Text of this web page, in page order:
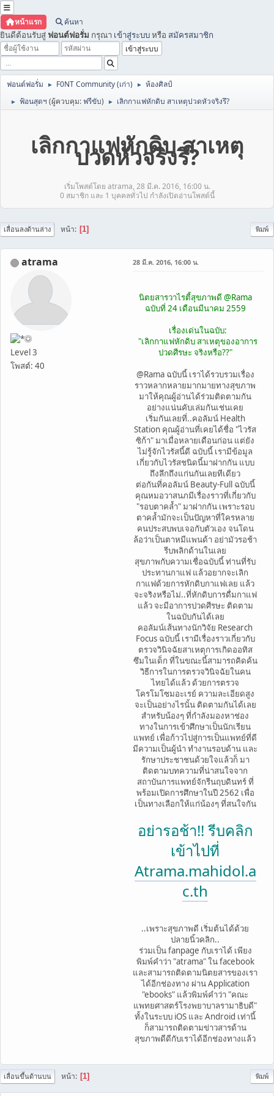
หน้าแรก ค้นหา
ยินดีต้อนรับสู่ ฟอนต์ฟอรั่ม กรุณา เข้าสู่ระบบหรือ สมัครสมาชิก
ฟอนต์ฟอรั่ม ► F0NT Community (เก่า) ► ห้องศิลป์
► ฟ้อนสุดฯ (ผู้ควบคุม:ฟรีขับ) ► เลิกกาแฟหักดิบ สาเหตุปวดหัวจริงรึ?
เลิกกาแฟหักดิบ สาเหตุ
ปวดหัวจริงรึ?
เริ่มโพสต์โดย atrama, 28 มี.ค. 2016, 16:00 น.
0 สมาชิก และ 1 บุคคลทั่วไป กำลังเปิดอ่านโพสต์นี้
พิมพ์
เลื่อนลงด้านล่าง หน้า 1
atrama
Level 3
โพสต์: 40
28 มี.ค. 2016, 16:00 น.
นิตยสารวาไรตี้สุขภาพดี @Rama
ฉบับที่ 24 เดือนมีนาคม 2559
เรื่องเด่นในฉบับ:
"เลิกกาแฟหักดิบ สาเหตุของอาการ
ปวดศีรษะ จริงหรือ??"
@Rama ฉบับนี้ เราได้รวบรวมเรื่อง
ราวหลากหลายมากมายทางสุขภาพ
มาให้คุณผู้อ่านได้ร่วมติดตามกัน
อย่างแน่นคับเล่มกันเช่นเคย
เริ่มกันเลยที่..คอลัมน์ Health
Station คุณผู้อ่านที่เคยได้ชื่อ "ไวรัส
ซิก้า" มาเมื่อหลายเดือนก่อน แต่ยัง
ไม่รู้จักไวรัสนี้ดี ฉบับนี้ เรามีข้อมูล
เกี่ยวกับไวรัสชนิดนี้มาฝากกัน แบบ
ถึงลึกถึงแก่นกันเลยทีเดียว
ต่อกันที่คอลัมน์ Beauty-Full ฉบับนี้
คุณหมอวาสนภมีเรื่องราวที่เกี่ยวกับ
"รอบตาคล้ำ" มาฝากกัน เพราะรอบ
ตาคล้ำมักจะเป็นปัญหาที่ใครหลาย
คนประสบพบเจอกับตัวเอง จนโดน
ล้อว่าเป็นตาหมีแพนด้า อย่ามัวรอช้า
รีบพลิกด้านในเลย
สุขภาพกับความเชื่อฉบับนี้ ท่านที่รับ
ประทานกาแฟ แล้วอยากจะเลิก
กาแฟด้วยการหักดิบกาแฟเลย แล้ว
จะจริงหรือไม่..ที่หักดิบการดื่มกาแฟ
แล้ว จะมีอาการปวดศีรษะ ติดตาม
ในฉบับกันได้เลย
คอลัมน์เส้นทางนักวิจัย Research
Focus ฉบับนี้ เรามีเรื่องราวเกี่ยวกับ
ตรวจวินิจฉัยสาเหตุการเกิดออทิส
ซึมในเด็ก ที่ในขณะนี้สามารถคิดค้น
วิธีการในการตรวจวินิจฉัยในคน
ไทยได้แล้ว ด้วยการตรวจ
โครโมโซมอะเรย์ ความละเอียดสูง
จะเป็นอย่างไรนั้น ติดตามกันได้เลย
สำหรับน้องๆ ที่กำลังมองหาช่อง
ทางในการเข้าศึกษาเป็นนักเรียน
แพทย์ เพื่อก้าวไปสู่การเป็นแพทย์ที่ดี
มีความเป็นผู้นำ ทำงานรอบด้าน และ
รักษาประชาชนด้วยใจแล้วก็ มา
ติดตามบทความที่น่าสนใจจาก
สถาบันการแพทย์จักรีนฤบดินทร์ ที่
พร้อมเปิดการศึกษาในปี 2562 เพื่อ
เป็นทางเลือกให้แก่น้องๆ ที่สนใจกัน
อย่ารอช้า!! รีบคลิก
เข้าไปที่
Atrama.mahidol.a
c.th
..เพราะสุขภาพดี เริ่มต้นได้ด้วย
ปลายนิ้วคลิก..
ร่วมเป็น fanpage กับเราได้ เพียง
พิมพ์คำว่า "atrama" ใน facebook
และสามารถติดตามนิตยสารของเรา
ได้อีกช่องทาง ผ่าน Application
"ebooks" แล้วพิมพ์คำว่า "คณะ
แพทยศาสตร์โรงพยาบาลรามาธิบดี"
ทั้งในระบบ iOS และ Android เท่านี้
ก็สามารถติดตามข่าวสารด้าน
สุขภาพดีดีกับเราได้อีกช่องทางแล้ว
พิมพ์
เลื่อนขึ้นด้านบน หน้า 1